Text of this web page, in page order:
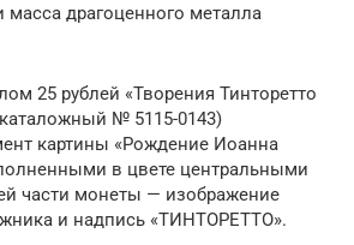
масса драгоценного металла
25 рублей «Творения Тинторетто
№ 5115-0143)
картины «Рождение Иоанна
в цвете центральными
части монеты — изображение
и надпись «ТИНТОРЕТТО».